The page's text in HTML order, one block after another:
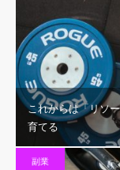
これからは「リソ
育てる
副業